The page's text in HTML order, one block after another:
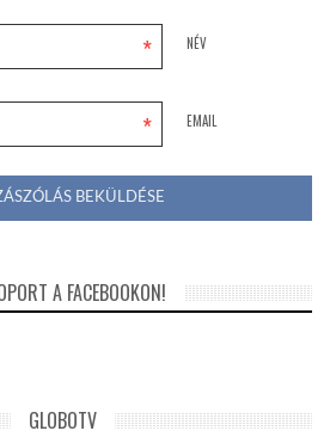
NÉV
*
EMAIL
*
A FACEBOOKON!
GLOBOTV